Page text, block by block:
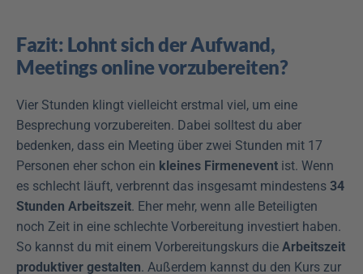
Fazit: Lohnt sich der Aufwand,
Meetings online vorzubereiten?
Vier Stunden klingt vielleicht erstmal viel, um eine
Besprechung vorzubereiten. Dabei solltest du aber
bedenken, dass ein Meeting über zwei Stunden mit 17
Personen eher schon ein kleines Firmenevent ist. Wenn
es schlecht läuft, verbrennt das insgesamt mindestens 34
Stunden Arbeitszeit. Eher mehr, wenn alle Beteiligten
noch Zeit in eine schlechte Vorbereitung investiert haben.
So kannst du mit einem Vorbereitungskurs die Arbeitszeit
produktiver gestalten. Außerdem kannst du den Kurs zur